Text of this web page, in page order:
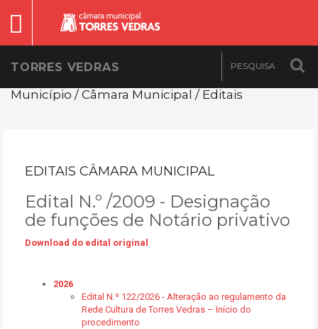
TORRES VEDRAS
Município / Câmara Municipal / Editais
EDITAIS CÂMARA MUNICIPAL
Edital N.º /2009 - Designação
de funções de Notário privativo
Download do edital original
2026
Edital N.º 122/2026 - Alteração ao regulamento da
Rede Cultura de Torres Vedras – Início do
procedimento